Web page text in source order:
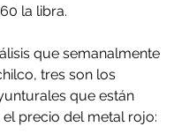
la libra.
que semanalmente
tres son los
que están
precio del metal rojo: